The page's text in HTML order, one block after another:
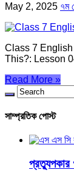
May 2, 2025 ৭ম
Class 7
This?: Lesson
Read More »
সাম্প্রতিক পোস্ট
প্রত্যুপকার